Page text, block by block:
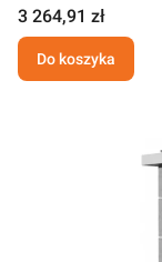
3 264,91 zł
Do koszyka